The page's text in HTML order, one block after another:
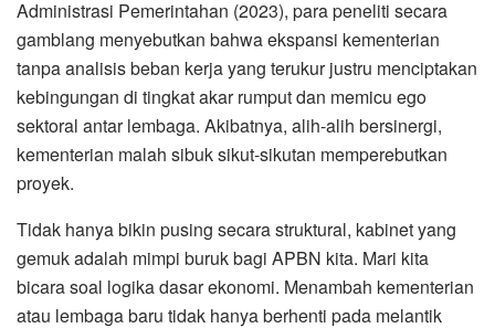
Administrasi Pemerintahan (2023), para peneliti secara
gamblang menyebutkan bahwa ekspansi kementerian
tanpa analisis beban kerja yang terukur justru menciptakan
kebingungan di tingkat akar rumput dan memicu ego
sektoral antar lembaga. Akibatnya, alih-alih bersinergi,
kementerian malah sibuk sikut-sikutan memperebutkan
proyek.
​Tidak hanya bikin pusing secara struktural, kabinet yang
gemuk adalah mimpi buruk bagi APBN kita. Mari kita
bicara soal logika dasar ekonomi. Menambah kementerian
atau lembaga baru tidak hanya berhenti pada melantik